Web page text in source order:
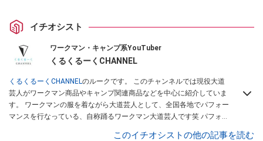
イチオシスト
ワークマン・キャンプ系YouTuber
くるくるーくCHANNEL
くるくるーくCHANNELのルークです。 このチャンネルでは現役大道
芸人がワークマン商品やキャンプ関連商品などを中心に紹介していま
す。 ワークマンの服を着ながら大道芸人として、全国各地でパフォー
マンスを行なっている、自称踊るワークマン大道芸人です笑 パフォー
このイチオシストの他の記事を読む